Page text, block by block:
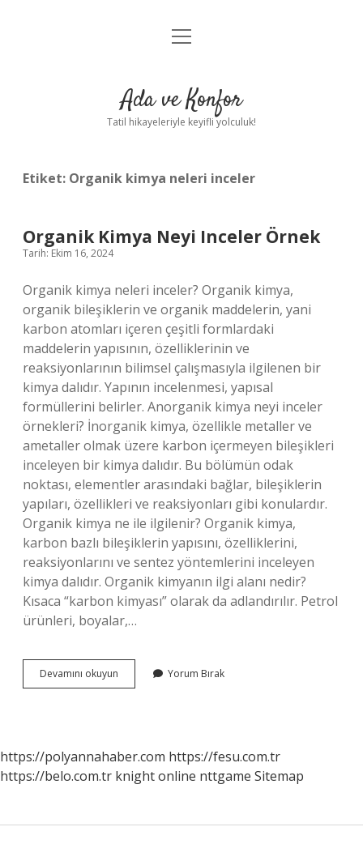
Anasayfa
Yasal Uyarı
menüyü
Ada ve Konfor
Tatil hikayeleriyle keyifli yolculuk!
Etiket: Organik kimya neleri inceler
Organik Kimya Neyi Inceler Örnek
Tarih: Ekim 16, 2024
Organik kimya neleri inceler? Organik kimya,
organik bileşiklerin ve organik maddelerin, yani
karbon atomları içeren çeşitli formlardaki
maddelerin yapısının, özelliklerinin ve
reaksiyonlarının bilimsel çalışmasıyla ilgilenen bir
kimya dalıdır. Yapının incelenmesi, yapısal
formüllerini belirler. Anorganik kimya neyi inceler
örnekleri? İnorganik kimya, özellikle metaller ve
ametaller olmak üzere karbon içermeyen bileşikleri
inceleyen bir kimya dalıdır. Bu bölümün odak
noktası, elementler arasındaki bağlar, bileşiklerin
yapıları, özellikleri ve reaksiyonları gibi konulardır.
Organik kimya ne ile ilgilenir? Organik kimya,
karbon bazlı bileşiklerin yapısını, özelliklerini,
reaksiyonlarını ve sentez yöntemlerini inceleyen
kimya dalıdır. Organik kimyanın ilgi alanı nedir?
Kısaca “karbon kimyası” olarak da adlandırılır. Petrol
ürünleri, boyalar,…
Devamını okuyun Organik
Kimya
Yorum Bırak
https://polyannahaber.com https://fesu.com.tr
https://belo.com.tr knight online nttgame Sitemap